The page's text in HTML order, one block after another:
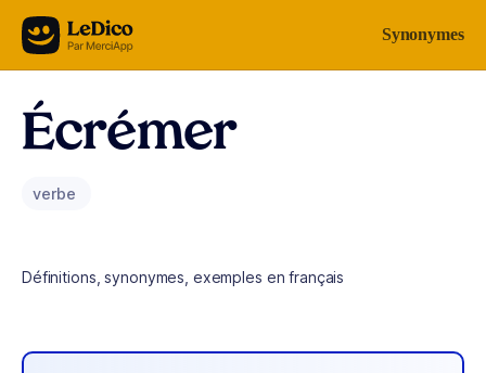
Aller au contenu Synonymes
Écrémer
verbe
Définitions, synonymes, exemples en français